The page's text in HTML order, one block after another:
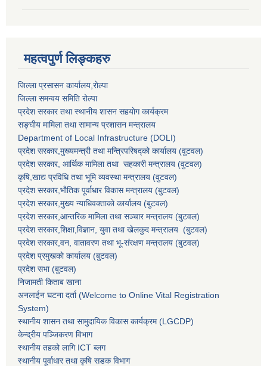
महत्वपुर्ण लिङ्कहरु
जिल्ला प्रसासन कार्यालय,राेल्पा
जिल्ला समन्वय समिति रोल्पा
प्रदेश सरकार तथा स्थानीय शासन सहयाेग कार्यक्रम
सङ्‍घीय मामिला तथा सामान्य प्रशासन मन्त्रालय
Department of Local Infrastructure (DOLI)
प्रदेश सरकार,मुख्यमन्त्री तथा मन्त्रिपरिषद्को कार्यालय (वुटवल)
प्रदेश सरकार, आर्थिक मामिला तथा सहकारी मन्त्रालय (वुटवल)
कृषि,खाद्य प्रविधि तथा भूमि व्यवस्था मन्त्रालय (वुटवल)
प्रदेश सरकार,भाैतिक पूर्वाधार विकास मन्त्रालय (बुटवल)
प्रदेश सरकार,मुख्य न्याधिवक्ताकाे कार्यालय (बुटवल)
प्रदेश सरकार,आन्तरिक मामिला तथा सञ्चार मन्त्रालय (बुटवल)
प्रदेश सरकार,शिक्षा,विज्ञान, युवा तथा खेलकुद मन्त्रालय (बुटवल)
प्रदेश सरकार,वन, वातावरण तथा भू-संरक्षण मन्त्रालय (बुटवल)
प्रदेश प्रमुखकाे कार्यालय (बुटवल)
प्रदेश सभा (बुटवल)
निजामती किताब खाना
अनलाईन घटना दर्ता (Welcome to Online Vital Registration
System)
स्थानीय शासन तथा सामुदायिक विकास कार्यक्रम (LGCDP)
केन्द्रीय पञ्जिकरण विभाग
स्थानीय तहको लागि ICT ब्लग
स्थानीय पूर्वाधार तथा कृषि सडक विभाग